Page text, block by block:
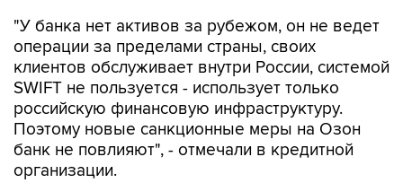
"У банка нет активов за рубежом, он не ведет
операции за пределами страны, своих
клиентов обслуживает внутри России, системой
SWIFT не пользуется - использует только
российскую финансовую инфраструктуру.
Поэтому новые санкционные меры на Озон
банк не повлияют", - отмечали в кредитной
организации.